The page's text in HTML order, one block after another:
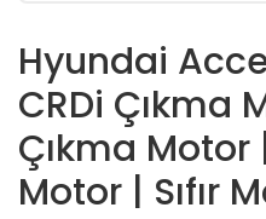
Hyundai
CRDi Çıkma
Çıkma
Motor | Sıfır